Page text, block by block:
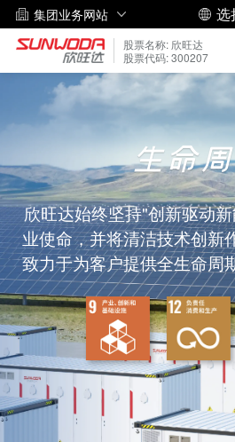
集团业务网站 选
股票名称: 欣旺达
股票代码: 300207
生命
欣旺达始终坚持"创新驱动
业使命，并将清洁技术创新
致力于为客户提供全生命周